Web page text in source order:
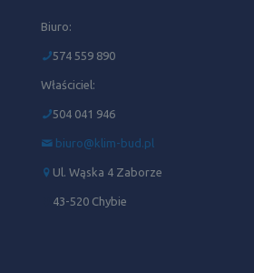
Biuro:
574 559 890
Właściciel:
504 041 946‬
biuro@klim-bud.pl
Ul. Wąska 4 Zaborze
43-520 Chybie